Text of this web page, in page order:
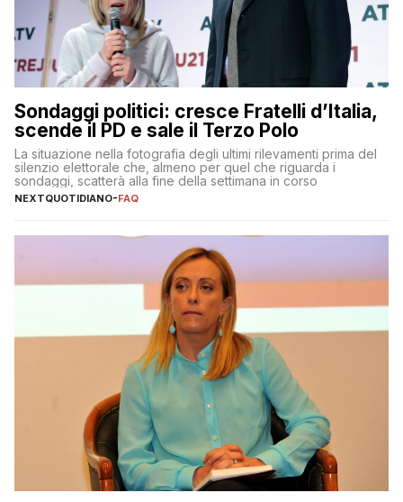
Sondaggi politici: cresce Fratelli d’Italia,
scende il PD e sale il Terzo Polo
La situazione nella fotografia degli ultimi rilevamenti prima del
silenzio elettorale che, almeno per quel che riguarda i
sondaggi, scatterà alla fine della settimana in corso
NEXTQUOTIDIANO-FAQ